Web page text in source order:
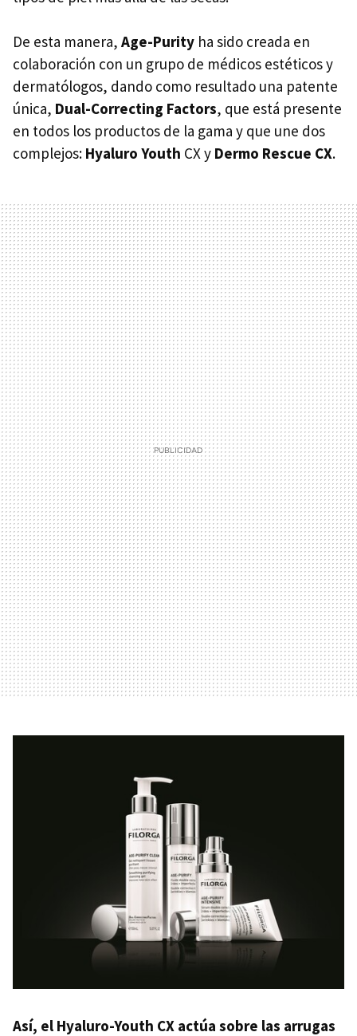
De esta manera, Age-Purity ha sido creada en
colaboración con un grupo de médicos estéticos y
dermatólogos, dando como resultado una patente
única, Dual-Correcting Factors, que está presente
en todos los productos de la gama y que une dos
complejos: Hyaluro Youth CX y Dermo Rescue CX.
Así, el Hyaluro-Youth CX actúa sobre las arrugas